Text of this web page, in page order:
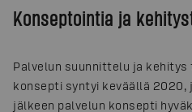
Konseptointia ja
Palvelun suunnittelu ja
konsepti syntyi keväällä 2020,
jälkeen palvelun konsepti